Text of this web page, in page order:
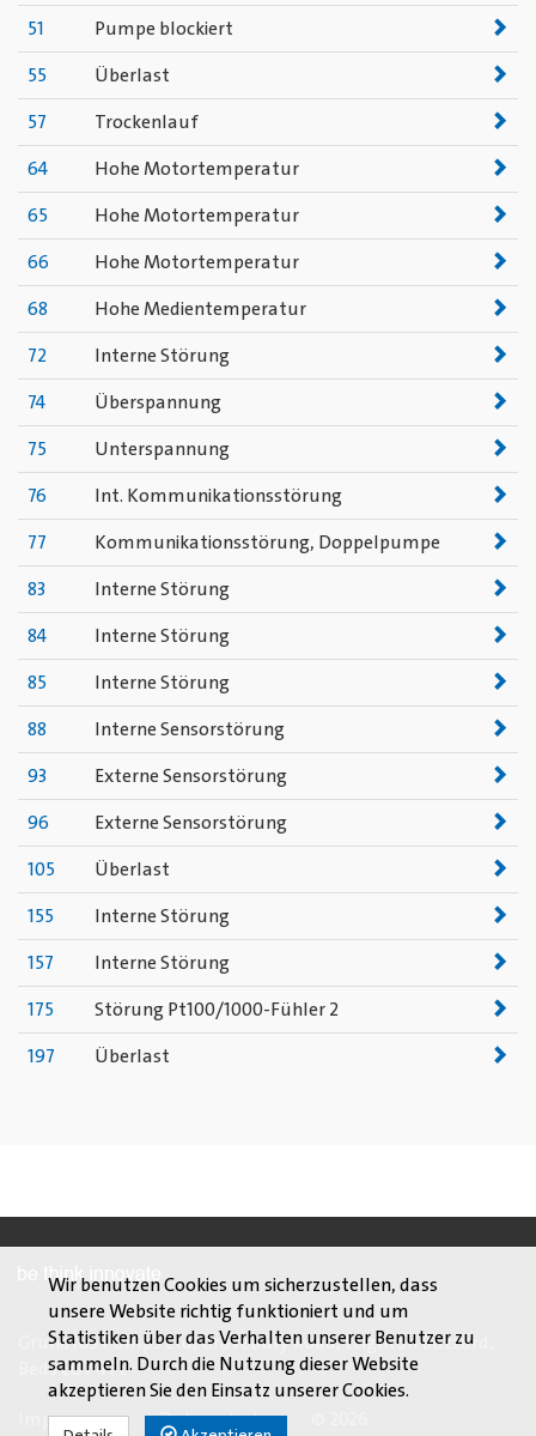
51 Pumpe blockiert
55 Überlast
57 Trockenlauf
64 Hohe Motortemperatur
65 Hohe Motortemperatur
66 Hohe Motortemperatur
68 Hohe Medientemperatur
72 Interne Störung
74 Überspannung
75 Unterspannung
76 Int. Kommunikationsstörung
77 Kommunikationsstörung, Doppelpumpe
83 Interne Störung
84 Interne Störung
85 Interne Störung
88 Interne Sensorstörung
93 Externe Sensorstörung
96 Externe Sensorstörung
105 Überlast
155 Interne Störung
157 Interne Störung
175 Störung Pt100/1000-Fühler 2
197 Überlast
Grundfos Pumps Ltd, Grovebury Road, Leighton Buzzard,
Beds LU7 4TL
Impressum Datenschutz
Wir benutzen Cookies um sicherzustellen, dass
unsere Website richtig funktioniert und um
Statistiken über das Verhalten unserer Benutzer zu
sammeln. Durch die Nutzung dieser Website
akzeptieren Sie den Einsatz unserer Cookies.